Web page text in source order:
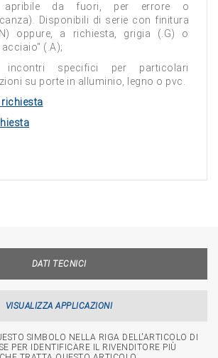
apribile da fuori, per errore o
Disponibili di serie con finitura
oppure, a richiesta, grigia (.G) o
(.A);
specifici per particolari
su porte in alluminio, legno o pvc.
DATI TECNICI
VISUALIZZA APPLICAZIONI
SIMBOLO NELLA RIGA DELL'ARTICOLO DI
PER IDENTIFICARE IL RIVENDITORE PIÙ